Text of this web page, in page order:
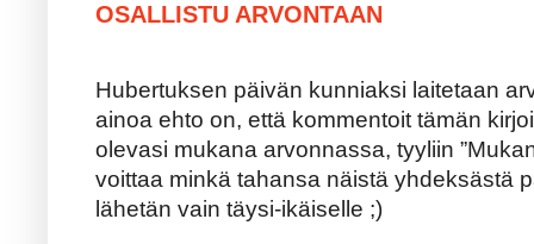
OSALLISTU ARVONTAAN
Hubertuksen päivän kunniaksi laitetaan
ainoa ehto on, että kommentoit tämän
olevasi mukana arvonnassa, tyyliin
voittaa minkä tahansa näistä yhdeksästä
lähetän vain täysi-ikäiselle ;)